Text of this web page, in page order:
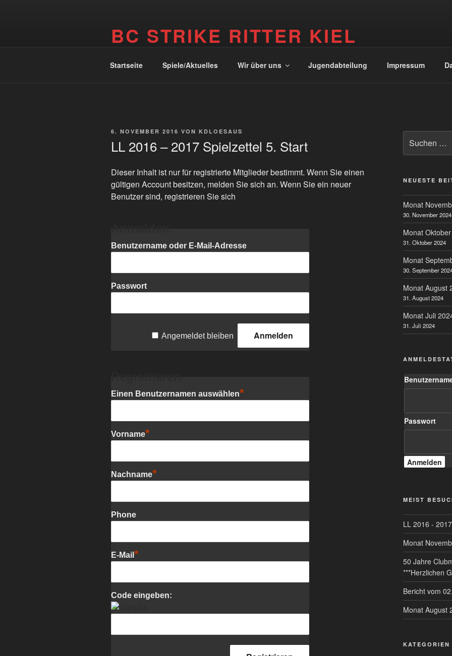
BC STRIKE RITTER KIEL
Startseite Spiele/Aktuelles Wir über uns Jugendabteilung Impressum
VERÖFFENTLICHT
6. NOVEMBER 2016 VON KDLOESAUS
LL 2016 – 2017 Spielzettel 5. Start
Dieser Inhalt ist nur für registrierte Mitglieder bestimmt. Wenn Sie einen
gültigen Account besitzen, melden Sie sich an. Wenn Sie ein neuer
Benutzer sind, registrieren Sie sich
Benutzername oder E-Mail-Adresse
Passwort
Angemeldet bleiben
Einen Benutzernamen auswählen*
Vorname*
Nachname*
Phone
E-Mail *
Code eingeben:
nach:
NEUESTE
Monat
30. November 2024
Monat
31. Oktober 2024
Monat
30. September
Monat August
31. August 2024
Monat Juli
31. Juli 2024
Passwort
MEIST
LL 2016 -
Monat
50 Jahre
***Herzlichen
Bericht vom
Monat August
KATEGORIEN